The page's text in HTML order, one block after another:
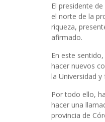
El presidente
el norte de la
riqueza,
afirmado.
En este
hacer nuevos
la Universidad
Por todo ello,
hacer una
provincia de